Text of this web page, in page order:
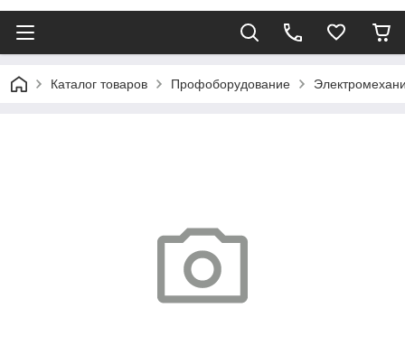
Каталог товаров Профоборудование